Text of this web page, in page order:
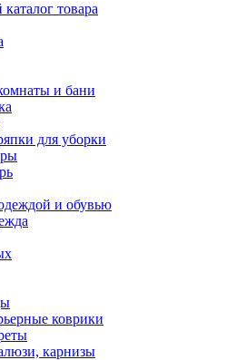
товара
и бани
для уборки
и обувью
коврики
карнизы